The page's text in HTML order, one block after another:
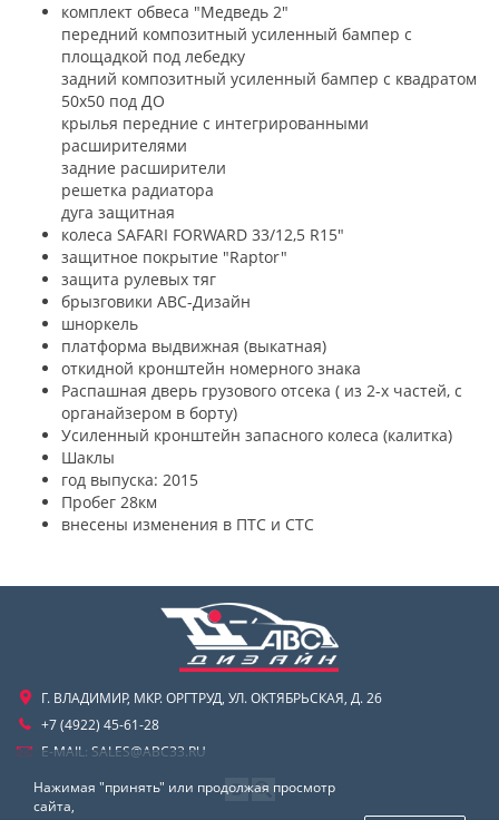
комплект обвеса "Медведь 2"
передний композитный усиленный бампер с
площадкой под лебедку
задний композитный усиленный бампер с квадратом
50х50 под ДО
крылья передние с интегрированными
расширителями
задние расширители
решетка радиатора
дуга защитная
колеса SAFARI FORWARD 33/12,5 R15"
защитное покрытие "Raptor"
защита рулевых тяг
брызговики АВС-Дизайн
шноркель
платформа выдвижная (выкатная)
откидной кронштейн номерного знака
Распашная дверь грузового отсека ( из 2-х частей, с
органайзером в борту)
Усиленный кронштейн запасного колеса (калитка)
Шаклы
год выпуска: 2015
Пробег 28км
внесены изменения в ПТС и СТС
Г. ВЛАДИМИР, МКР. ОРГТРУД, УЛ. ОКТЯБРЬСКАЯ, Д. 26
+7 (4922) 45-61-28
E-MAIL: SALES@ABC33.RU
Нажимая "принять" или продолжая просмотр
сайта,